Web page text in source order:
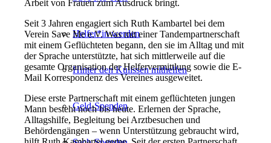
Helfer*in werden
Hinter den Kulissen mithelfen
Geld-Spenden
Arbeit von Frauen zum Ausdruck bringt.
Seit 3 Jahren engagiert sich Ruth Kambartel bei dem
Verein Save Me e.V. Was mit einer Tandempartnerschaft
mit einem Geflüchteten begann, den sie im Alltag und mit
der Sprache unterstützte, hat sich mittlerweile auf die
gesamte Organisation der Helfervermittlung sowie die E-
Mail Korrespondenz des Vereines ausgeweitet.
Diese erste Partnerschaft mit einem geflüchteten jungen
Mann besteht noch bis heute. Erlernen der Sprache,
Alltagshilfe, Begleitung bei Arztbesuchen und
Behördengängen – wenn Unterstützung gebraucht wird,